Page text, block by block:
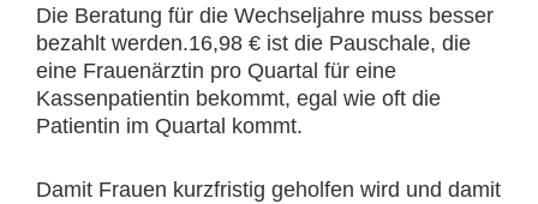
Die Beratung für die Wechseljahre muss besser
bezahlt werden.16,98 € ist die Pauschale, die
eine Frauenärztin pro Quartal für eine
Kassenpatientin bekommt, egal wie oft die
Patientin im Quartal kommt.
Damit Frauen kurzfristig geholfen wird und damit